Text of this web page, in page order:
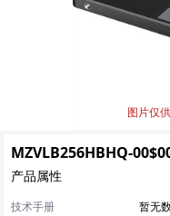
图片仅
MZVLB256HBHQ-
产品属性
技术手册
暂无